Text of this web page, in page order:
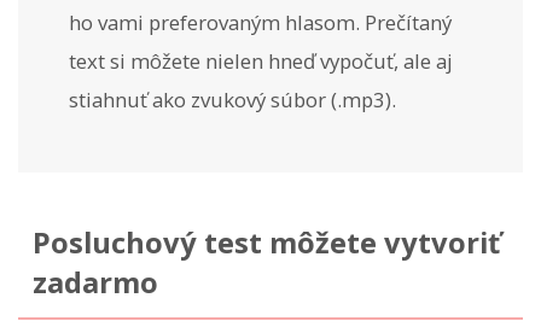
ho vami preferovaným hlasom. Prečítaný
text si môžete nielen hneď vypočuť, ale aj
stiahnuť ako zvukový súbor (.mp3).
Posluchový test môžete vytvoriť
zadarmo